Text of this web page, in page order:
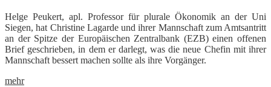
Helge Peukert, apl. Professor für plurale Ökonomik an der Uni
Siegen, hat Christine Lagarde und ihrer Mannschaft zum Amtsantritt
an der Spitze der Europäischen Zentralbank (EZB) einen offenen
Brief geschrieben, in dem er darlegt, was die neue Chefin mit ihrer
Mannschaft bessert machen sollte als ihre Vorgänger.
mehr